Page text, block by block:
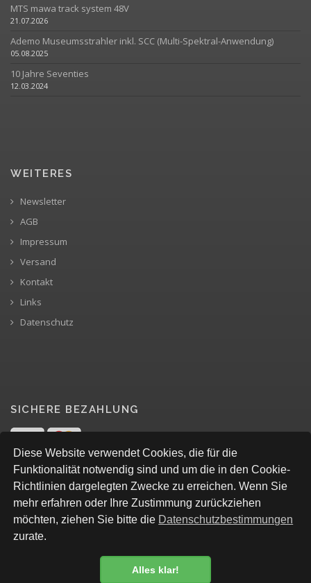
Diese Website verwendet Cookies, die für die
Funktionalität notwendig sind und um die in den Cookie-
Richtlinien dargelegten Zwecke zu erreichen. Wenn Sie
mehr erfahren oder Ihre Zustimmung zurückziehen
möchten, ziehen Sie bitte die Datenschutzbestimmungen
zurate.
Alles klar!
MTS mawa track system 48V
21.07.2026
Ademo Museumsstrahler inkl. SCC (Multi-Spektral-Anwendung)
05.08.2025
10 Jahre Seventies
12.03.2024
WEITERES
Newsletter
AGB
Impressum
Versand
Kontakt
Links
Datenschutz
SICHERE BEZAHLUNG
© All Rights Reserved, codes lite gmbh